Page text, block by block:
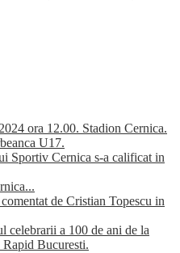
ora 12.00. Stadion Cernica.
U17.
Sportiv Cernica s-a calificat in
de Cristian Topescu in
celebrarii a 100 de ani de la
Bucuresti.